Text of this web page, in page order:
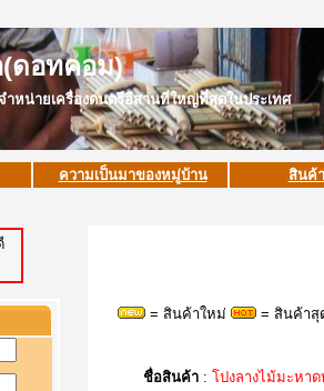
(ดอทคอม)
องดนตรีอีสานที่ใหญ่ที่สุดในประเทศ
ความเป็นมาของหมู่บ้าน สินค้
= สินค้าใหม่ = สินค้าสุ
ชื่อสินค้า : โปงลางไม้มะหา